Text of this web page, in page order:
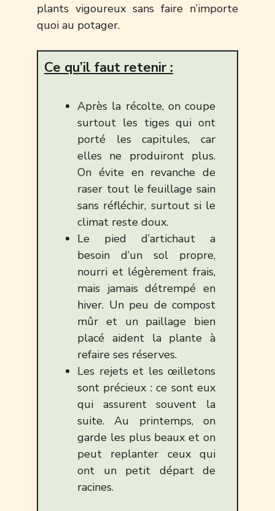
plants vigoureux sans faire n’importe
quoi au potager.
Ce qu’il faut retenir :
Après la récolte, on coupe
surtout les tiges qui ont
porté les capitules, car
elles ne produiront plus.
On évite en revanche de
raser tout le feuillage sain
sans réfléchir, surtout si le
climat reste doux.
Le pied d’artichaut a
besoin d’un sol propre,
nourri et légèrement frais,
mais jamais détrempé en
hiver. Un peu de compost
mûr et un paillage bien
placé aident la plante à
refaire ses réserves.
Les rejets et les œilletons
sont précieux : ce sont eux
qui assurent souvent la
suite. Au printemps, on
garde les plus beaux et on
peut replanter ceux qui
ont un petit départ de
racines.